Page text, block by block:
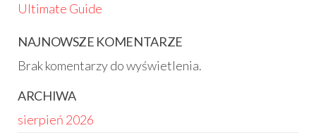
Ultimate Guide
NAJNOWSZE KOMENTARZE
Brak komentarzy do wyświetlenia.
ARCHIWA
sierpień 2026